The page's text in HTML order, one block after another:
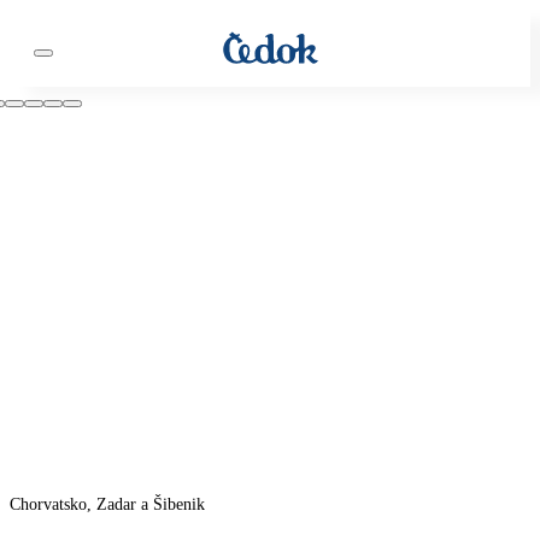
Chorvatsko, Zadar a Šibenik